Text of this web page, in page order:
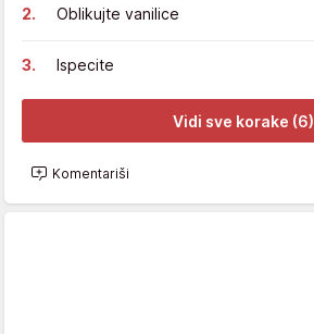
Oblikujte vanilice
Ispecite
Vidi sve korake (6)
Komentariši